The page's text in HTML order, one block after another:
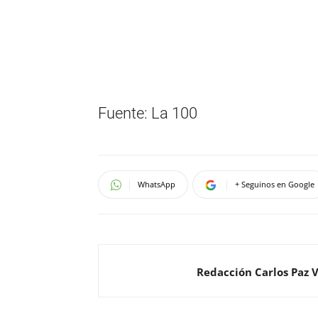
Fuente: La 100
WhatsApp + Seguinos en Google
Redacción Carlos Paz